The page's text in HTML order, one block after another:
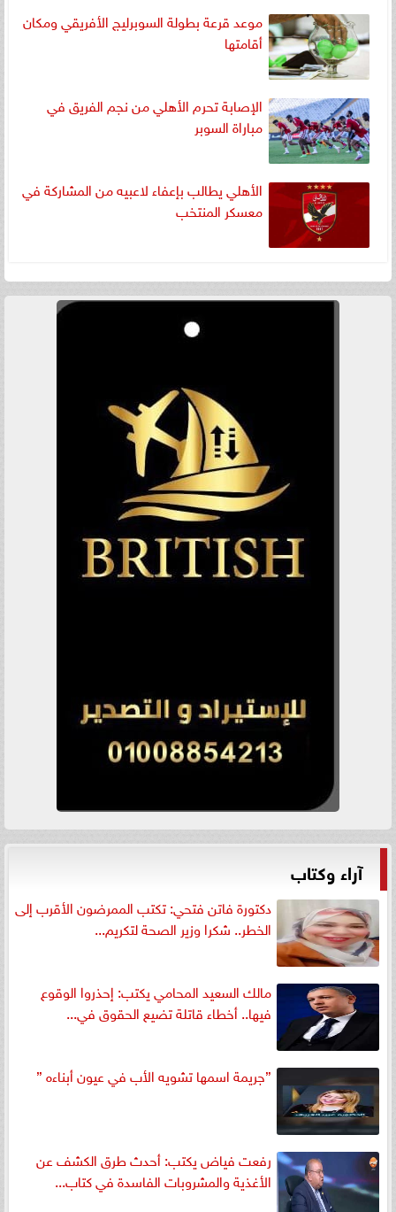
موعد قرعة بطولة السوبرليج الأفريقي ومكان
أقامتها
الإصابة تحرم الأهلي من نجم الفريق في
مباراة السوبر
الأهلي يطالب بإعفاء لاعبيه من المشاركة في
معسكر المنتخب
آراء وكتاب
دكتورة فاتن فتحي: تكتب الممرضون الأقرب إلى
الخطر.. شكرا وزير الصحة لتكريم...
مالك السعيد المحامي يكتب: إحذروا الوقوع
فيها.. أخطاء قاتلة تضيع الحقوق في...
”جريمة اسمها تشويه الأب في عيون أبناءه ”
رفعت فياض يكتب: أحدث طرق الكشف عن
الأغذية والمشروبات الفاسدة في كتاب...